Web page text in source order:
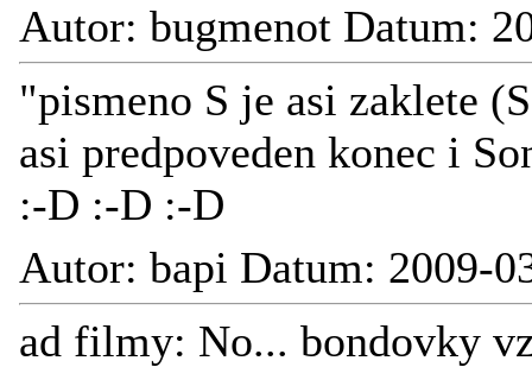
Autor: bugmenot Datum:
"pismeno S je asi zaklete
asi predpoveden konec i
:-D :-D :-D
Autor: bapi Datum: 2009-
ad filmy: No... bondovky